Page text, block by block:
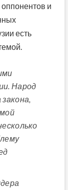
и
есть
Народ